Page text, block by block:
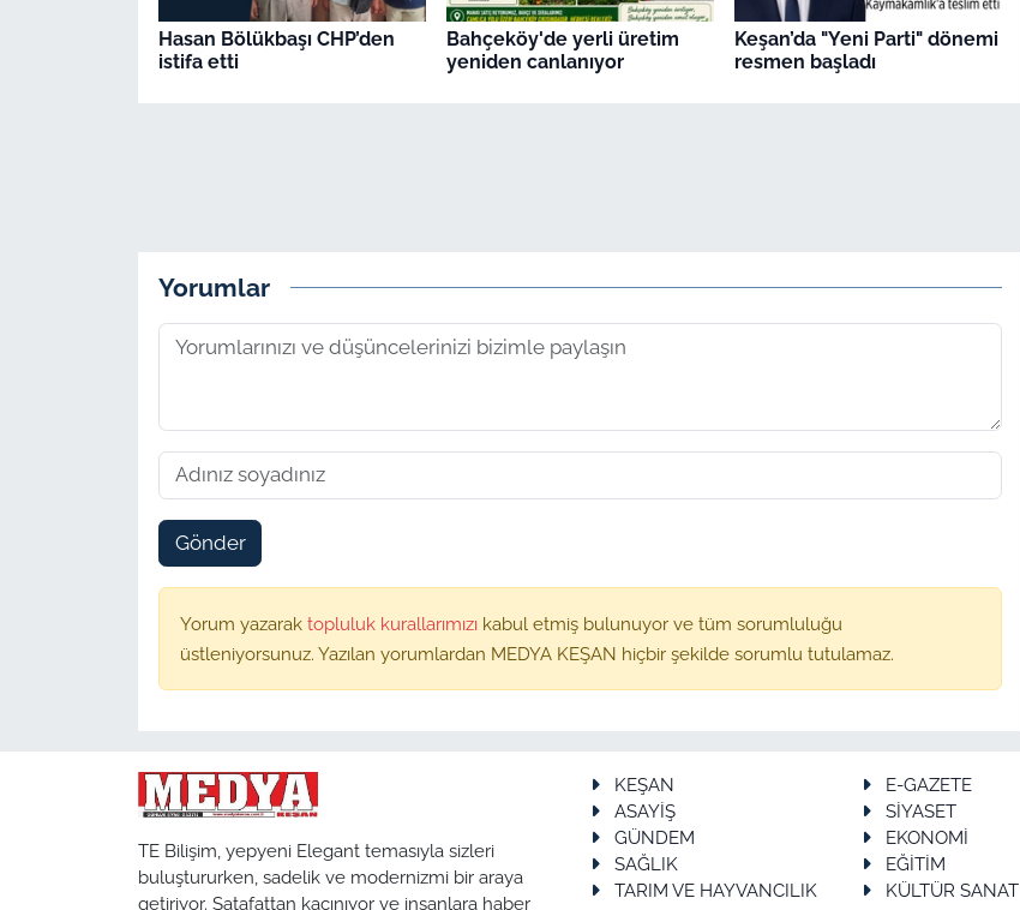
Hasan Bölükbaşı CHP’den
istifa etti
Bahçeköy'de yerli üretim
yeniden canlanıyor
Keşan’da "Yeni Parti" dönemi
resmen başladı
Yorumlar
Gönder
Yorum yazarak topluluk kurallarımızı kabul etmiş bulunuyor ve tüm sorumluluğu
üstleniyorsunuz. Yazılan yorumlardan MEDYA KEŞAN hiçbir şekilde sorumlu tutulamaz.
TE Bilişim, yepyeni Elegant temasıyla sizleri
buluştururken, sadelik ve modernizmi bir araya
getiriyor. Şatafattan kaçınıyor ve insanlara haber
KEŞAN
E-GAZETE
ASAYİŞ
SİYASET
GÜNDEM
EKONOMİ
SAĞLIK
EĞİTİM
TARIM VE HAYVANCILIK
KÜLTÜR SANAT